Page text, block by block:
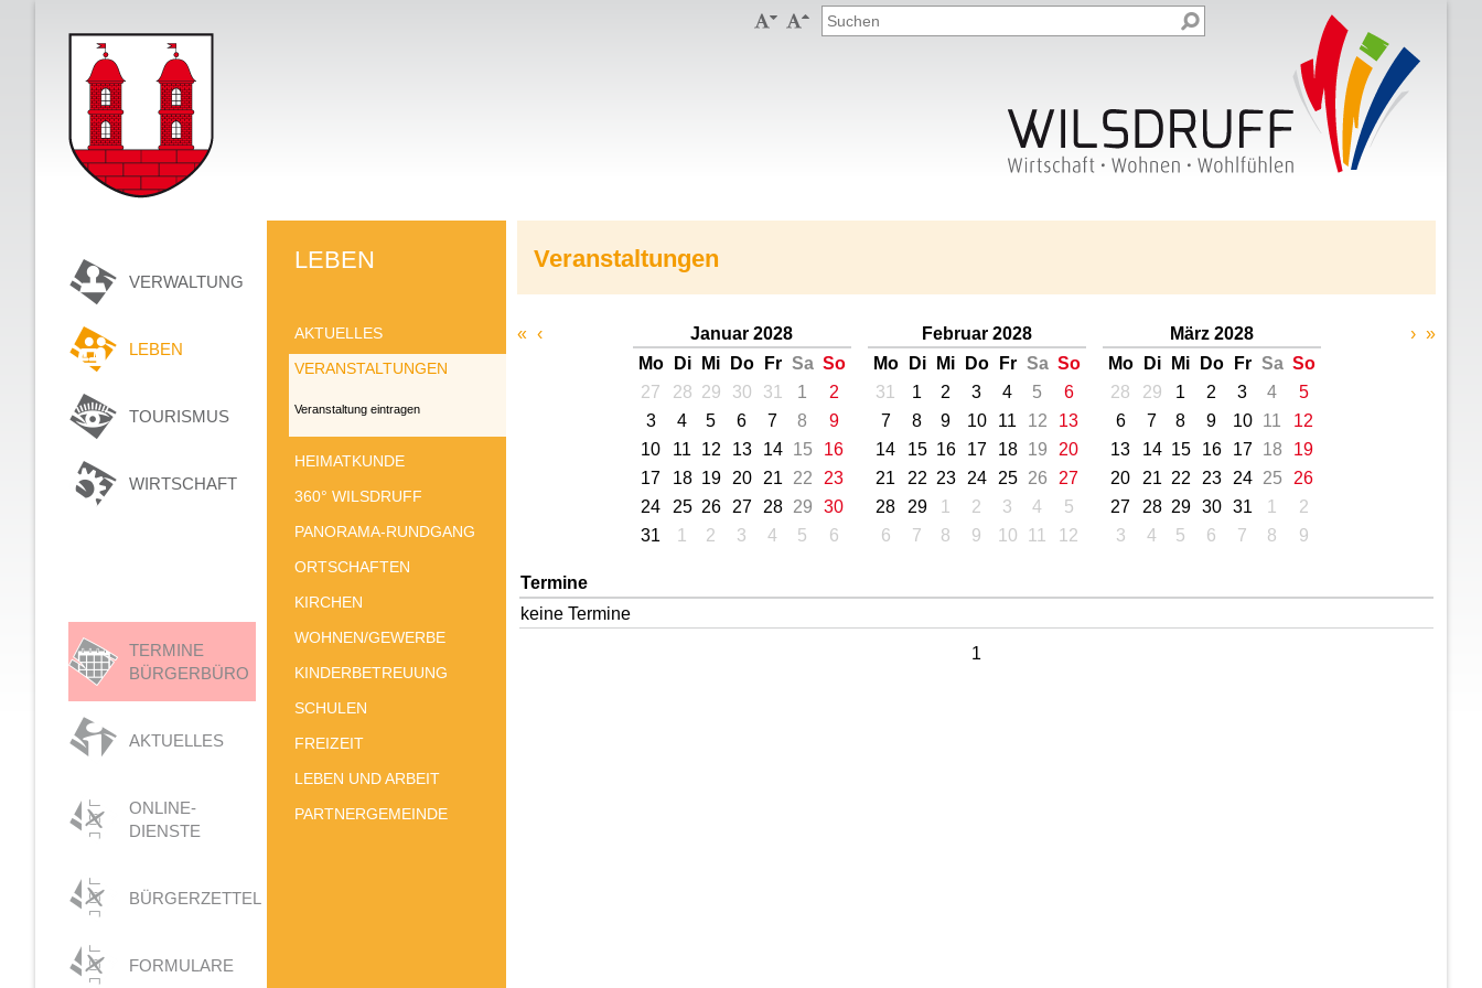
 
VERWALTUNG
LEBEN
TOURISMUS
WIRTSCHAFT
TERMINE
BÜRGERBÜRO
AKTUELLES
ONLINE-
DIENSTE
BÜRGERZETTEL
FORMULARE
LEBEN
AKTUELLES
VERANSTALTUNGEN
Veranstaltung eintragen
HEIMATKUNDE
360° WILSDRUFF
PANORAMA-RUNDGANG
ORTSCHAFTEN
KIRCHEN
WOHNEN/GEWERBE
KINDERBETREUUNG
SCHULEN
FREIZEIT
LEBEN UND ARBEIT
PARTNERGEMEINDE
Veranstaltungen
« ‹
Januar 2028
Mo
Di Mi Do Fr Sa So
27
28 29 30 31 1
2
3
4 5 6 7 8
9
10
11 12 13 14 15
16
17
18 19 20 21 22
23
24
25 26 27 28 29
30
31
1 2 3 4 5 6
Februar 2028
Mo
Di Mi Do Fr Sa So
31
1 2 3 4 5
6
7
8 9 10 11 12
13
14
15 16 17 18 19
20
21
22 23 24 25 26
27
28
29 1 2 3 4
5
6
7 8 9 10 11 12
März 2028
Mo
Di Mi Do Fr Sa So
28
29 1 2 3 4
5
6
7 8 9 10 11
12
13
14 15 16 17 18
19
20
21 22 23 24 25
26
27
28 29 30 31 1
2
3
4 5 6 7 8 9
› »
Termine
keine Termine
1